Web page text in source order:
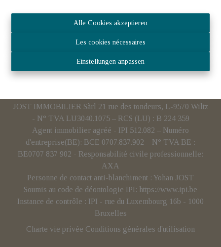
Alle Cookies akzeptieren
Les cookies nécessaires
Einstellungen anpassen
JOST IMMOBILIER Sàrl 21 rue des tondeurs, L-9570 Wiltz
- N° TVA LU3040.1075 – RCS (LU) : B 224 359
Agent immobilier agréé - IPI 512.082 – Numéro
d'entreprise(BE): BCE 0707.837.902 – N° TVA BE :
BE0707 837 902 - Responsabilité civile professionnelle:
AXA
Personne de contact anti-blanchiment : Yohan JOST
Soumis au code de déontologie IPI: https://www.ipi.be
Instance de contrôle : IPI - rue du Luxembourg 16b - 1000
Bruxelles
Charte vie privée Conditions générales d'utilisation